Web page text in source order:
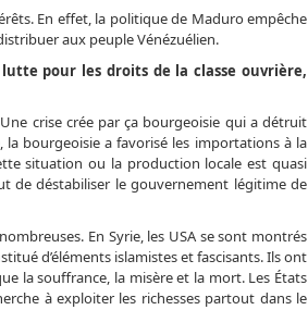
En effet, la politique de Maduro empêche
aux peuple Vénézuélien.
pour les droits de la classe ouvrière,
crise crée par ça bourgeoisie qui a détruit
la bourgeoisie a favorisé les importations à la
situation ou la production locale est quasi
de déstabiliser le gouvernement légitime de
En Syrie, les USA se sont montrés
d’éléments islamistes et fascisants. Ils ont
la souffrance, la misère et la mort. Les États
à exploiter les richesses partout dans le